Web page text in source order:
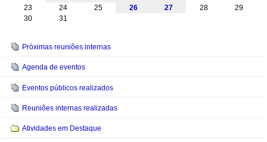
23
24 25 26 27 28
29
30
31
Navegação
Próximas reuniões internas
Agenda de eventos
Eventos públicos realizados
Reuniões internas realizadas
Atividades em Destaque